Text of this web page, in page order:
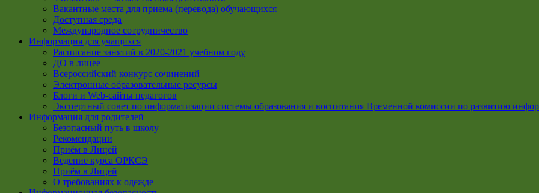
Вакантные места для приема (перевода) обучающихся
Доступная среда
Международное сотрудничество
Информация для учащихся
Расписание занятий в 2020-2021 учебном году
ДО в лицее
Всероссийский конкурс сочинений
Электронные образовательные ресурсы
Блоги и Web-сайты педагогов
Экспертный совет по информатизации системы образования и воспитания Временной комиссии по развитию
Информация для родителей
Безопасный путь в школу
Рекомендации
Приём в Лицей
Ведение курса ОРКСЭ
Приём в Лицей
О требованиях к одежде